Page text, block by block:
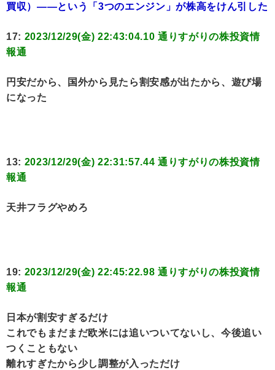
買収）――という「3つのエンジン」が株高をけん引した
17: 2023/12/29(金) 22:43:04.10 通りすがりの株投資情
報通
円安だから、国外から見たら割安感が出たから、遊び場
になった
13: 2023/12/29(金) 22:31:57.44 通りすがりの株投資情
報通
天井フラグやめろ
19: 2023/12/29(金) 22:45:22.98 通りすがりの株投資情
報通
日本が割安すぎるだけ
これでもまだまだ欧米には追いついてないし、今後追い
つくこともない
離れすぎたから少し調整が入っただけ